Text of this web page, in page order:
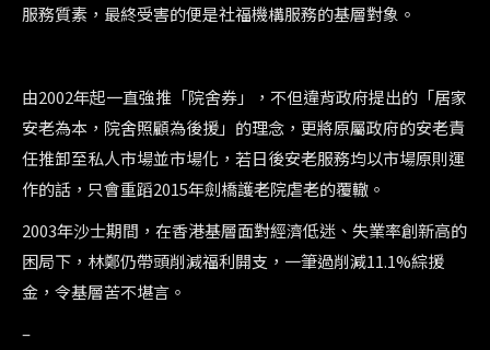
服務質素，最終受害的便是社福機構服務的基層對象。
由2002年起一直強推「院舍券」，不但違背政府提出的「居家
安老為本，院舍照顧為後援」的理念，更將原屬政府的安老責
任推卸至私人市場並市場化，若日後安老服務均以市場原則運
作的話，只會重蹈2015年劍橋護老院虐老的覆轍。
2003年沙士期間，在香港基層面對經濟低迷、失業率創新高的
困局下，林鄭仍帶頭削減福利開支，一筆過削減11.1%綜援
金，令基層苦不堪言。
–